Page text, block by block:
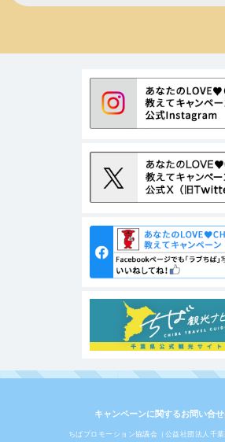
キャンペーンに関するお問い合
ちばプロモーション協議会（公益社団法人千葉